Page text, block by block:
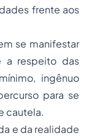
frente aos
se manifestar
a respeito das
ingênuo
para se
cautela.
e da realidade